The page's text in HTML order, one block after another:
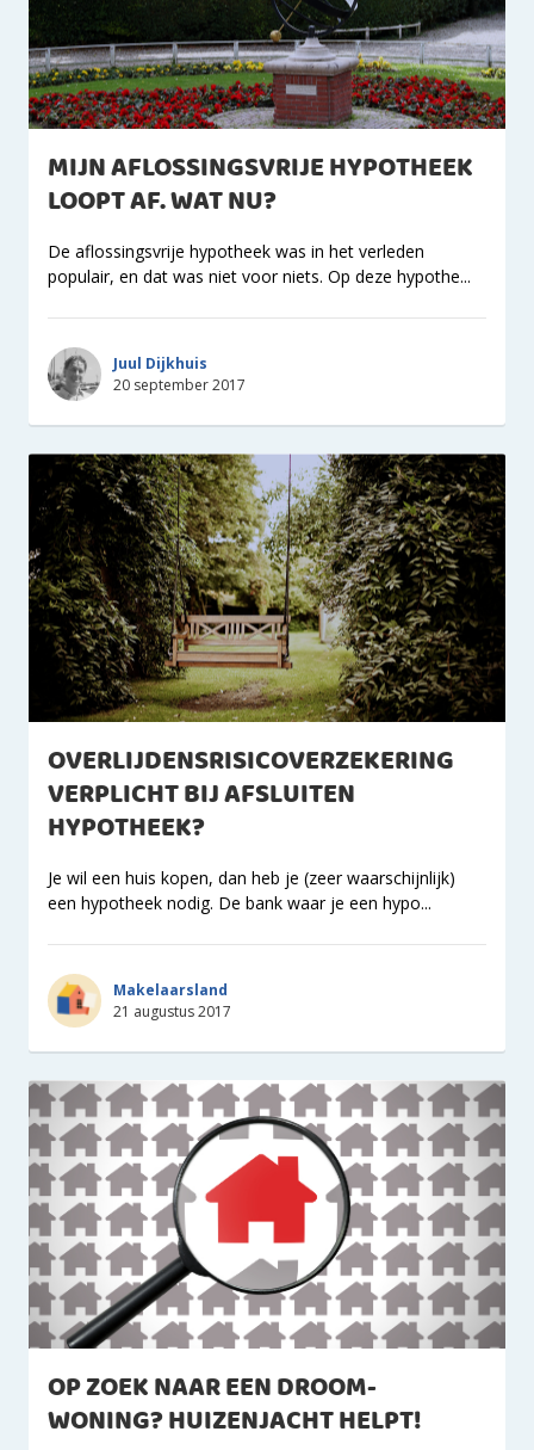
MIJN AFLOSSINGSVRIJE HYPOTHEEK
LOOPT AF. WAT NU?
De aflossingsvrije hypotheek was in het verleden
populair, en dat was niet voor niets. Op deze hypothe...
Juul Dijkhuis
20 september 2017
OVERLIJDENSRISICOVERZEKERING
VERPLICHT BIJ AFSLUITEN
HYPOTHEEK?
Je wil een huis kopen, dan heb je (zeer waarschijnlijk)
een hypotheek nodig. De bank waar je een hypo...
Makelaarsland
21 augustus 2017
OP ZOEK NAAR EEN DROOM-
WONING? HUIZENJACHT HELPT!